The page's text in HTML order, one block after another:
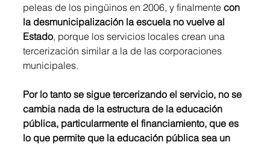
peleas de los pingüinos en 2006, y finalmente con
la desmunicipalización la escuela no vuelve al
Estado, porque los servicios locales crean una
tercerización similar a la de las corporaciones
municipales.
Por lo tanto se sigue tercerizando el servicio, no se
cambia nada de la estructura de la educación
pública, particularmente el financiamiento, que es
lo que permite que la educación pública sea un